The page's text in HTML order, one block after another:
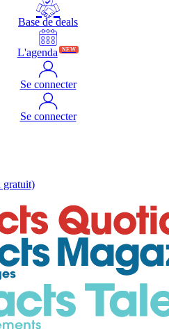
Base de deals
L'agenda NEW
Se connecter
Se connecter
gratuit)